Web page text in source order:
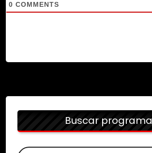
0 COMMENTS
Buscar programa